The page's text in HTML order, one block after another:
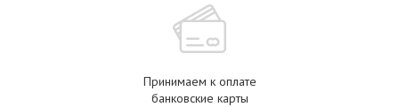
Принимаем к оплате
банковские карты